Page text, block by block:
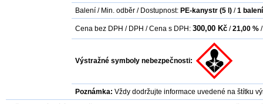
Balení / Min. odběr / Dostupnost: PE-kanystr (5 l) / 1 balení
Cena bez DPH / DPH / Cena s DPH: 300,00 Kč / 21,00 % /
Výstražné symboly nebezpečnosti:
Poznámka: Vždy dodržujte informace uvedené na štítku